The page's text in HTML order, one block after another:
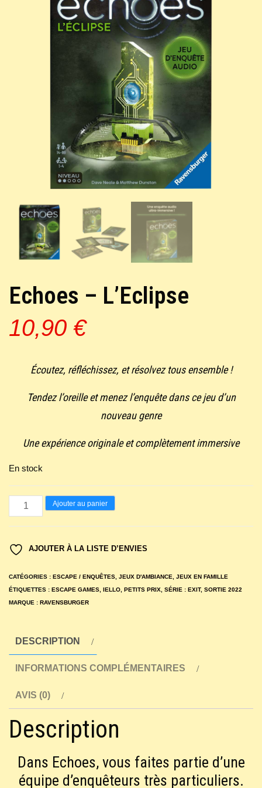
Echoes – L’Eclipse
10,90 €
Écoutez, réfléchissez, et résolvez tous ensemble !
Tendez l’oreille et menez l’enquête dans ce jeu d’un
nouveau genre
Une expérience originale et complètement immersive
En stock
quantité
de
-
Ajouter au panier
AJOUTER À LA LISTE D’ENVIES
CATÉGORIES : ESCAPE / ENQUÊTES JEUX D'AMBIANCE
JEUX EN FAMILLE
ÉTIQUETTES : ESCAPE GAMES IELLO PETITS PRIX SÉRIE : EXIT, SORTIE 2022
MARQUE : RAVENSBURGER
DESCRIPTION
INFORMATIONS COMPLÉMENTAIRES
AVIS (0)
Description
Dans Echoes, vous faites partie d’une
équipe d’enquêteurs très particuliers.